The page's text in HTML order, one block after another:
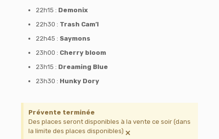
22h15 : Demonix
22h30 : Trash Cam’l
22h45 : Saymons
23h00 : Cherry bloom
23h15 : Dreaming Blue
23h30 : Hunky Dory
Prévente terminée
Des places seront disponibles à la vente ce soir (dans
la limite des places disponibles) ×